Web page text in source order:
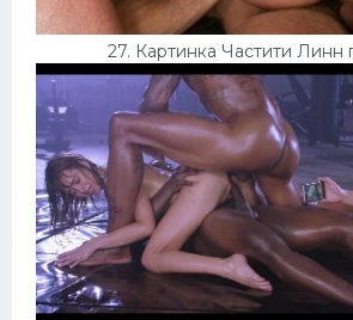
27. Картинка Частити Линн